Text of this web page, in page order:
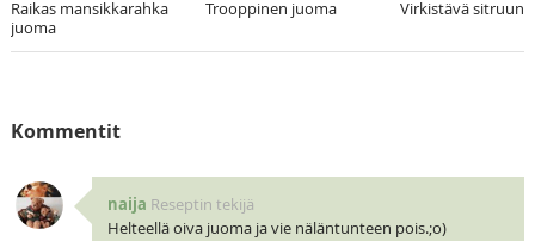
Raikas mansikkarahka
juoma
Trooppinen juoma Virkistävä
Kommentit
naija Reseptin tekijä
Helteellä oiva juoma ja vie näläntunteen pois.;o)